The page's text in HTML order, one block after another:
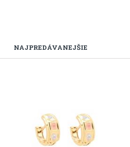
NAJPREDÁVANEJŠIE